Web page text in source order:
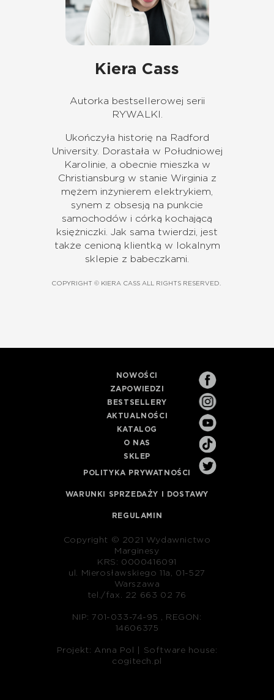
Kiera Cass
Autorka bestsellerowej serii
RYWALKI.
Ukończyła historię na Radford
University. Dorastała w Południowej
Karolinie, a obecnie mieszka w
Christiansburg w stanie Wirginia z
mężem inżynierem elektrykiem,
synem z obsesją na punkcie
samochodów i córką kochającą
księżniczki. Jak sama twierdzi, jest
także cenioną klientką w lokalnym
sklepie z babeczkami.
COPYRIGHT © KIERA CASS ALL RIGHTS RESERVED.
NOWOŚCI
ZAPOWIEDZI
BESTSELLERY
AKTUALNOŚCI
KATALOG
O NAS
SKLEP
POLITYKA PRYWATNOŚCI
WARUNKI SPRZEDAŻY I DOSTAWY
REGULAMIN
Copyright © 2021 Wydawnictwo
Marginesy
KRS: 0000416091
ul. Mierosławskiego 11a, 01-527
Warszawa
tel./fax. 22 663 02 76
NIP: 701-033-74-95 , REGON:
14606375
Projekt: Anna Pol |
Software house:
cogitech.pl